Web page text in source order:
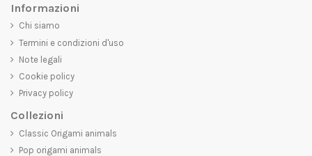
Informazioni
Chi siamo
Termini e condizioni d'uso
Note legali
Cookie policy
Privacy policy
Collezioni
Classic Origami animals
Pop origami animals